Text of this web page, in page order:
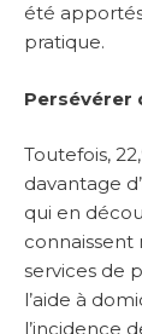
été
pratique.
Persévérer
Toutefois,
davantage
qui en
connaissent
services de
l’aide à
l’incidence